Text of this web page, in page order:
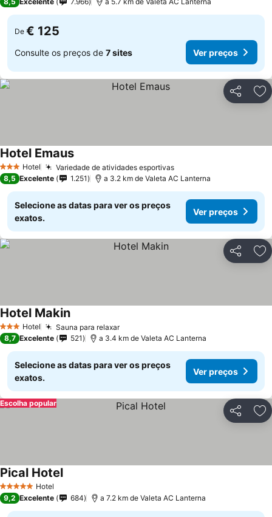
De € 125
Consulte os preços de 7 sites Ver preços
Partilhar
3 EstrelasHotel Variedade de atividades esportivas
Hotel Emaus
8,5 Excelente 1.251 a 3.2 km de Valeta AC Lanterna
Selecione as datas para ver os preços
exatos.
Ver preços
Partilhar
3 EstrelasHotel Sauna para relaxar
Hotel Makin
8,7 Excelente 521 a 3.4 km de Valeta AC Lanterna
Selecione as datas para ver os preços
exatos.
Ver preços
Partilhar
Escolha popular
5 Estrelas Hotel
Pical Hotel
9,2 Excelente 684 a 7.2 km de Valeta AC Lanterna